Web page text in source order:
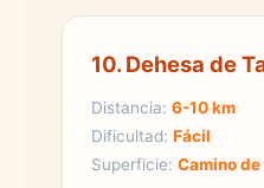
10. Dehesa de
Distancia: 6-10 km
Dificultad: Fácil
Superficie: Camino